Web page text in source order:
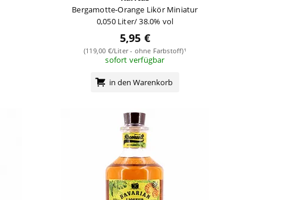
Bergamotte-Orange Likör Miniatur
0,050 Liter/ 38.0% vol
5,95 €
(119,00 €/Liter - ohne Farbstoff)¹
sofort verfügbar
in den Warenkorb